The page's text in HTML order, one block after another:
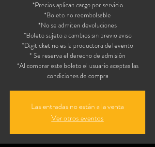
*Precios aplican cargo por servicio
*Boleto no reembolsable
*No se admiten devoluciones
*Boleto sujeto a cambios sin previo aviso
*Digiticket no es la productora del evento
* Se reserva el derecho de admisión
*Al comprar este boleto el usuario aceptas las
condiciones de compra
Las entradas no están a la venta
Ver otros eventos